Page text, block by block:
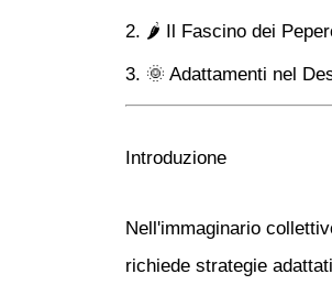
🌶️ Il Fascino dei
🌞 Adattamenti nel
Introduzione
Nell'immaginario
richiede strategie